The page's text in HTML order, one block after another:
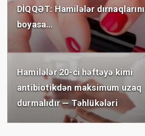
DİQQƏT: Hamilələr dırnaqlarını
boyasa…
Hamilələr 20-ci həftəyə kimi
antibiotikdən maksimum uzaq
durmalıdır — Təhlükələri